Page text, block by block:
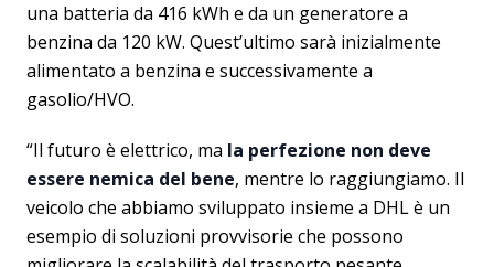
una batteria da 416 kWh e da un generatore a
benzina da 120 kW. Quest’ultimo sarà inizialmente
alimentato a benzina e successivamente a
gasolio/HVO.
“Il futuro è elettrico, ma la perfezione non deve
essere nemica del bene, mentre lo raggiungiamo. Il
veicolo che abbiamo sviluppato insieme a DHL è un
esempio di soluzioni provvisorie che possono